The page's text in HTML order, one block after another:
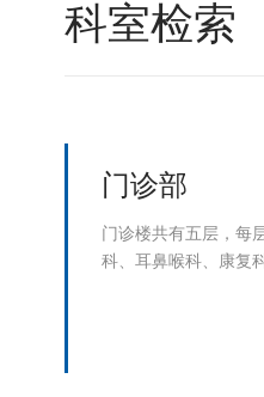
科室检索
门诊部
门诊楼共有五层，每
科、耳鼻喉科、康复